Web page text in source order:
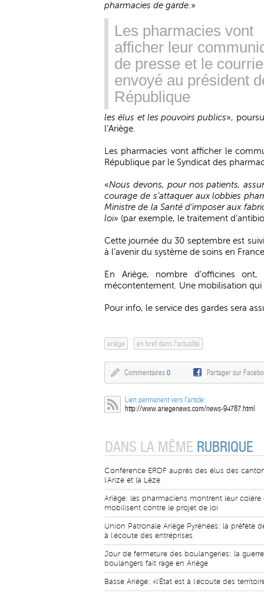
pharmacies de garde. »
Les pharmacies vont
afficher leur
de presse et le
envoyé au président
République
les élus et les pouvoirs publics»,
l’Ariège.
Les pharmacies vont afficher le
République par le Syndicat des
«Nous devons, pour nos patients,
courage de s’attaquer aux lobbies
Ministre de la Santé d’imposer aux
loi» (par exemple, le traitement
Cette journée du 30 septembre est
à l’avenir du système de soins en France.
En Ariège, nombre d’officines
mécontentement. Une mobilisation qui
Pour info, le service des gardes sera
ariège en bref dans l'actualité
Commentaires 0 Partager sur
Lien permanent vers l'article:
http://www.ariegenews.com/news-94787.html
DANS LA MÊME RUBRIQUE
Conférence ERDF auprès des élus des
l'Arize et la Lèze
Ariège: les pharmaciens montrent leur colère
mobilisent contre le projet de loi
Union Patronale Ariège Pyrénées: la préfète
à l'écoute des entreprises
Jour de fermeture des boulangeries: la
boulangers fait rage en Ariège
Basse Ariège: «l'État est à l'écoute des